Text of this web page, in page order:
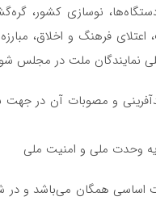
نوسازی کشور،
اعتلای فرهنگ و اخلاق،
نمایندگان ملت در مجلس
وحدت ملی و امنیت ملی
اساسی همگان می‌باشد و در